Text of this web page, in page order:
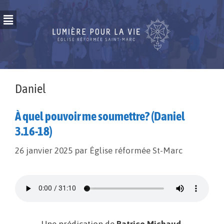
Daniel
À quel pouvoir me soumettre? (Daniel
3.16-18)
26 janvier 2025 par Église réformée St-Marc